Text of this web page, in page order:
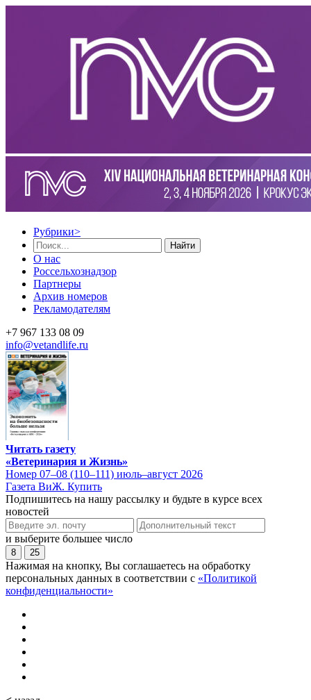
Рубрики>
Найти
О нас
Россельхознадзор
Партнеры
Архив номеров
Рекламодателям
+7 967 133 08 09
info@vetandlife.ru
Читать газету
«Ветеринария и Жизнь»
Номер 07–08 (110–111) июль–август 2026
Газета ВиЖ. Купить
Подпишитесь на нашу рассылку и будьте в курсе всех
новостей
и выберите большее число
8 25
Нажимая на кнопку, Вы соглашаетесь на обработку
персональных данных в соответствии с «Политикой
конфиденциальности»